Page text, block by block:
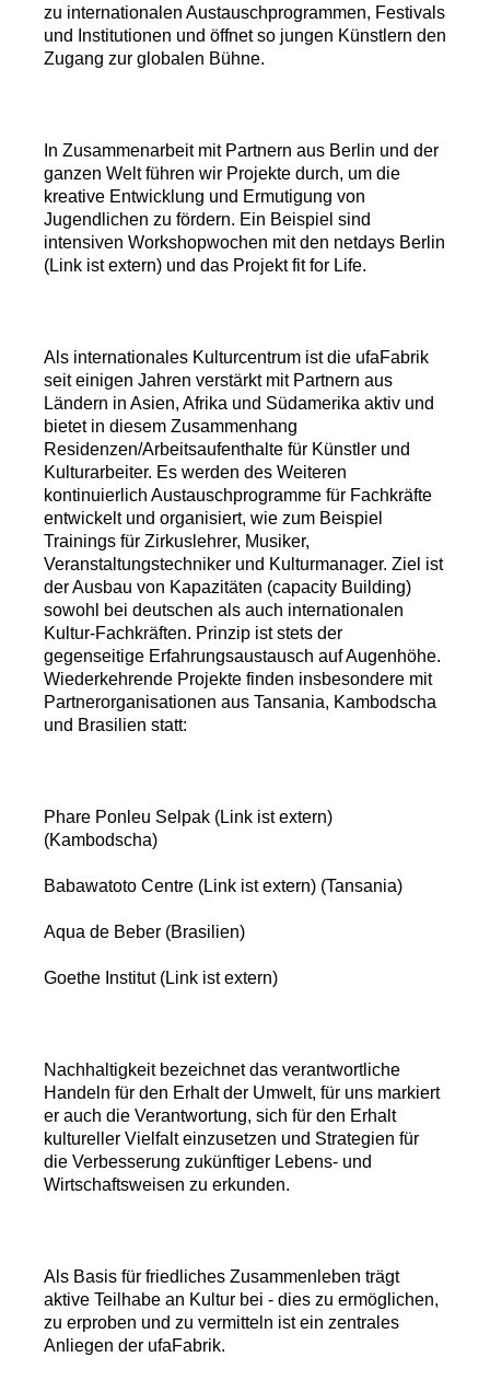
zu internationalen Austauschprogrammen, Festivals
und Institutionen und öffnet so jungen Künstlern den
Zugang zur globalen Bühne.
In Zusammenarbeit mit Partnern aus Berlin und der
ganzen Welt führen wir Projekte durch, um die
kreative Entwicklung und Ermutigung von
Jugendlichen zu fördern. Ein Beispiel sind
intensiven Workshopwochen mit den netdays Berlin
(Link ist extern) und das Projekt fit for Life.
Als internationales Kulturcentrum ist die ufaFabrik
seit einigen Jahren verstärkt mit Partnern aus
Ländern in Asien, Afrika und Südamerika aktiv und
bietet in diesem Zusammenhang
Residenzen/Arbeitsaufenthalte für Künstler und
Kulturarbeiter. Es werden des Weiteren
kontinuierlich Austauschprogramme für Fachkräfte
entwickelt und organisiert, wie zum Beispiel
Trainings für Zirkuslehrer, Musiker,
Veranstaltungstechniker und Kulturmanager. Ziel ist
der Ausbau von Kapazitäten (capacity Building)
sowohl bei deutschen als auch internationalen
Kultur-Fachkräften. Prinzip ist stets der
gegenseitige Erfahrungsaustausch auf Augenhöhe.
Wiederkehrende Projekte finden insbesondere mit
Partnerorganisationen aus Tansania, Kambodscha
und Brasilien statt:
Phare Ponleu Selpak (Link ist extern)
(Kambodscha)
Babawatoto Centre (Link ist extern) (Tansania)
Aqua de Beber (Brasilien)
Goethe Institut (Link ist extern)
Nachhaltigkeit bezeichnet das verantwortliche
Handeln für den Erhalt der Umwelt, für uns markiert
er auch die Verantwortung, sich für den Erhalt
kultureller Vielfalt einzusetzen und Strategien für
die Verbesserung zukünftiger Lebens- und
Wirtschaftsweisen zu erkunden.
Als Basis für friedliches Zusammenleben trägt
aktive Teilhabe an Kultur bei - dies zu ermöglichen,
zu erproben und zu vermitteln ist ein zentrales
Anliegen der ufaFabrik.